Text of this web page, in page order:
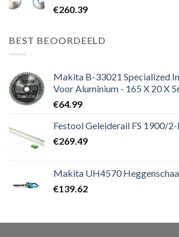
€260.39
BEST BEOORDEELD
Makita B-33021 Specialized
Voor Aluminium - 165 X 20 X
€64.99
Festool Geleiderail FS 1900/2-
€269.49
Makita UH4570
€139.62